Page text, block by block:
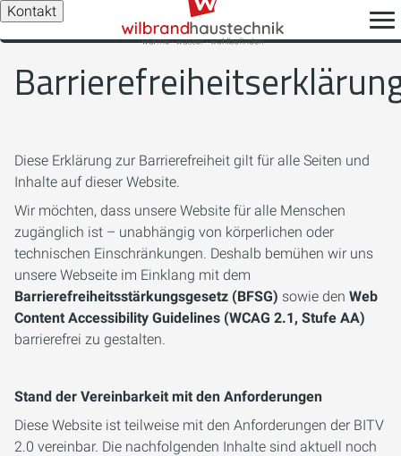
Kontakt
Diese Erklärung zur Barrierefreiheit gilt für alle Seiten und
Inhalte auf dieser Website.
Wir möchten, dass unsere Website für alle Menschen
zugänglich ist – unabhängig von körperlichen oder
technischen Einschränkungen. Deshalb bemühen wir uns
unsere Webseite im Einklang mit dem
Barrierefreiheitsstärkungsgesetz (BFSG) sowie den Web
Content Accessibility Guidelines (WCAG 2.1, Stufe AA)
barrierefrei zu gestalten.
Stand der Vereinbarkeit mit den Anforderungen
Diese Website ist teilweise mit den Anforderungen der BITV
2.0 vereinbar. Die nachfolgenden Inhalte sind aktuell noch